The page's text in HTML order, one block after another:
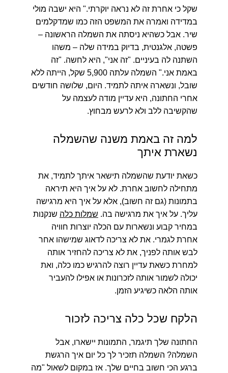
שקל כי אחרת זה לא נראה יוקרתי." היא ישבה מולי
במדידה ואמרה את המשפט הזה כמו שמדקלמים
שיר. אבל כשהיא ניסתה את השמלה הראשונה –
פשטה, אלגנטית, בדיוק במידה שלה – משהו
השתנה לה בעיניים. "זה אני", היא לחשה. "זה
באמת אני." השמלה עלתה 5,900 שקל, הייתה ללא
שובל, ונשארה איתה לתמיד. היום, שלושה חודשים
אחרי החתונה, היא עדיין מודה לעצמה על
שהקשיבה ללב ולא לרעש מבחוץ.
למה זה באמת משנה שהשמלה
נשארת איתך
כשאת יודעת שהשמלה תישאר איתך לתמיד, את
מתחילה לחשוב אחרת. לא על איך היא תיראה
בתמונות (גם זה חשוב), אלא על איך היא מרגישה
עליך. על איך את מרגישה בה. שמלות כלה שנקנות
במחיר קבוע ונשארות עם הכלה יוצרות חוויה
אחרת לגמרי. את לא צריכה לדאוג שמישהו אחר
לבש אותה לפניך, את לא צריכה להחזיר אותה
למחרת כשאת עדיין רוצה להרגיש כמו כלה, ואת
יכולה לשמור אותה לזכרונות או אפילו להעביר
אותה הלאה כשיגיע הזמן.
הלקח שכל כלה צריכה לזכור
החתונה שלך תיגמר, התמונות יישארו, אבל
השמלה? השמלה תזכיר לך כל יום איך הרגשת
ברגע הכי חשוב בחיים שלך. אז במקום לשאול "מה